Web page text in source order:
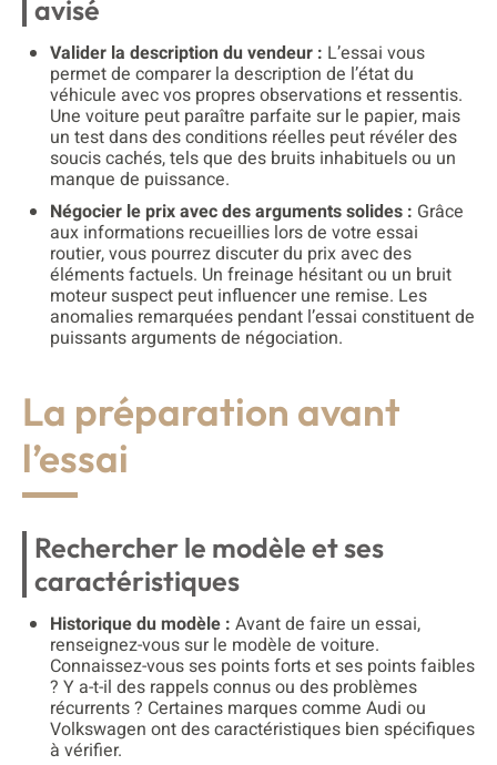
avisé
Valider la description du vendeur : L’essai vous
permet de comparer la description de l’état du
véhicule avec vos propres observations et ressentis.
Une voiture peut paraître parfaite sur le papier, mais
un test dans des conditions réelles peut révéler des
soucis cachés, tels que des bruits inhabituels ou un
manque de puissance.
Négocier le prix avec des arguments solides : Grâce
aux informations recueillies lors de votre essai
routier, vous pourrez discuter du prix avec des
éléments factuels. Un freinage hésitant ou un bruit
moteur suspect peut influencer une remise. Les
anomalies remarquées pendant l’essai constituent de
puissants arguments de négociation.
La préparation avant
l’essai
Rechercher le modèle et ses
caractéristiques
Historique du modèle : Avant de faire un essai,
renseignez-vous sur le modèle de voiture.
Connaissez-vous ses points forts et ses points faibles
? Y a-t-il des rappels connus ou des problèmes
récurrents ? Certaines marques comme Audi ou
Volkswagen ont des caractéristiques bien spécifiques
à vérifier.